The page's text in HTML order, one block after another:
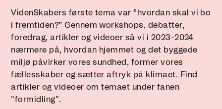
VidenSkabers første tema var ”hvordan skal vi bo
i fremtiden?” Gennem workshops, debatter,
foredrag, artikler og videoer så vi i 2023-2024
nærmere på, hvordan hjemmet og det byggede
miljø påvirker vores sundhed, former vores
fællesskaber og sætter aftryk på klimaet. Find
artikler og videoer om temaet under fanen
"formidling".